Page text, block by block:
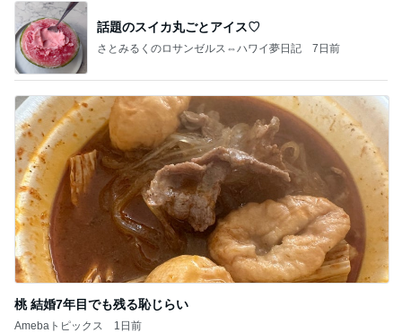
話題のスイカ丸ごとアイス♡
さとみるくのロサンゼルス⇔ハワイ夢日記 7日前
桃 結婚7年目でも残る恥じらい
Amebaトピックス 1日前